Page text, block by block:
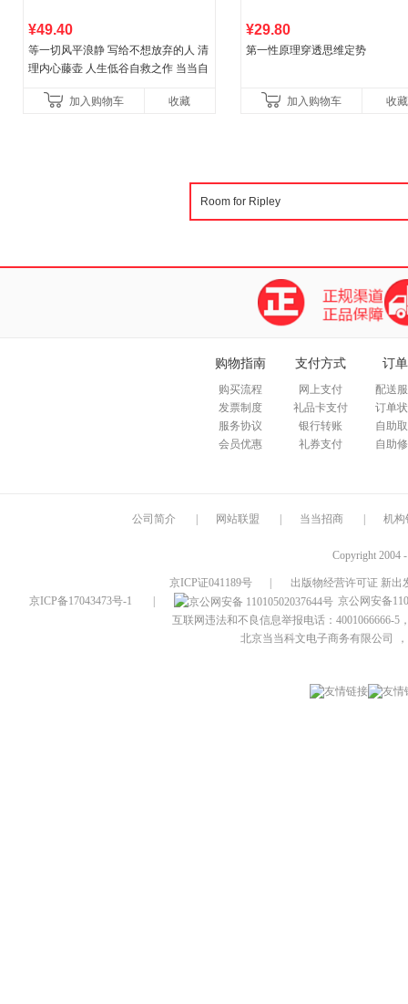
¥49.40
等一切风平浪静 写给不想放弃的人 清
理内心藤壶 人生低谷自救之作 当当自
加入购物车
收藏
¥29.80
第一性原理穿透思维定势
加入购物车 收藏
购物指南
购买流程
发票制度
服务协议
会员优惠
支付方式
网上支付
礼品卡支付
银行转账
礼券支付
订
配送
订单
自助
自助
公司简介 网站联盟 当当招商 机构
Copyright 2004
京ICP证041189号
出版物经营许可证 新出
京ICP备17043473号-1
京公网安备
互联网违法和不良信息举报电话：4001066666-5
北京当当科文电子商务有限公司